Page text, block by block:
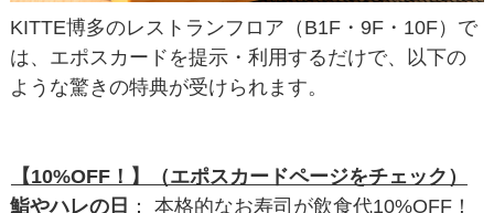
KITTE博多のレストランフロア（B1F・9F・10F）で
は、エポスカードを提示・利用するだけで、以下の
ような驚きの特典が受けられます。
【10%OFF！】（エポスカードページをチェック）
鮨やハレの日 ： 本格的なお寿司が飲食代10%OFF！